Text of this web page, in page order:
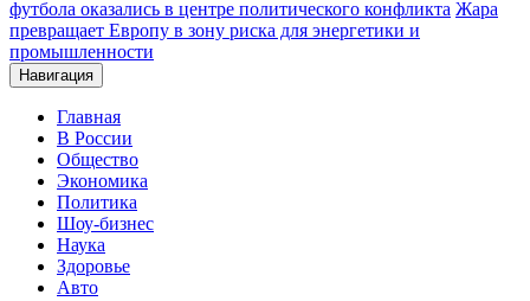
футбола оказались в центре политического конфликта Жара
превращает Европу в зону риска для энергетики и
промышленности
Навигация
Главная
В России
Общество
Экономика
Политика
Шоу-бизнес
Наука
Здоровье
Авто